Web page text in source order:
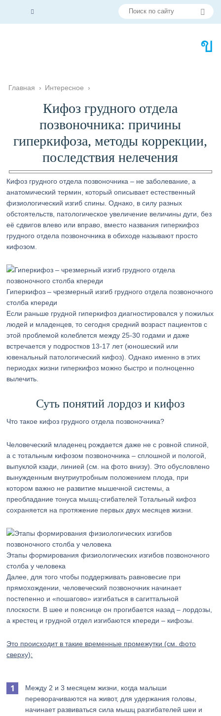
Главная › Интересное ›
Кифоз грудного отдела
позвоночника: причины
гиперкифоза, методы коррекции,
последствия нелечения
Кифоз грудного отдела позвоночника – не заболевание, а
анатомический термин, который описывает естественный
физиологический изгиб спины. Однако, в силу разных
обстоятельств, патологическое увеличение величины дуги, без
её сдвигов влево или вправо, вместо названия гиперкифоз
грудного отдела позвоночника в обиходе называют просто
кифозом.
Гиперкифоз – чрезмерный изгиб грудного отдела позвоночного
столба кпереди
Если раньше грудной гиперкифоз диагностировался у пожилых
людей и младенцев, то сегодня средний возраст пациентов с
этой проблемой колеблется между 25-30 годами и даже
встречается у подростков 13-17 лет (юношеский или
ювенальный патологический кифоз). Однако именно в этих
периодах жизни гиперкифоз можно быстро и полноценно
вылечить.
Суть понятий лордоз и кифоз
Что такое кифоз грудного отдела позвоночника?
Человеческий младенец рождается даже не с ровной спиной,
а с тотальным кифозом позвоночника – сплошной и пологой,
выпуклой кзади, линией (см. на фото внизу). Это обусловлено
вынужденным внутриутробным положением плода, при
котором важно не развитие мышечной системы, а
преобладание тонуса мышц-сгибателей Тотальный кифоз
сохраняется на протяжение первых двух месяцев жизни.
Этапы формирования физиологических изгибов позвоночного
столба у человека
Далее, для того чтобы поддерживать равновесие при
прямохождении, человеческий позвоночник начинает
постепенно и «пошагово» изгибаться в сагиттальной
плоскости. В шее и пояснице он прогибается назад – лордозы,
а крестец и грудной отдел изгибаются кпереди – кифозы.
Это происходит в такие временные промежутки (см. фото
сверху):
Между 2 и 3 месяцем жизни, когда малыши
переворачиваются на живот, для удержания головы,
начинает развиваться сила мышц разгибателей шеи и